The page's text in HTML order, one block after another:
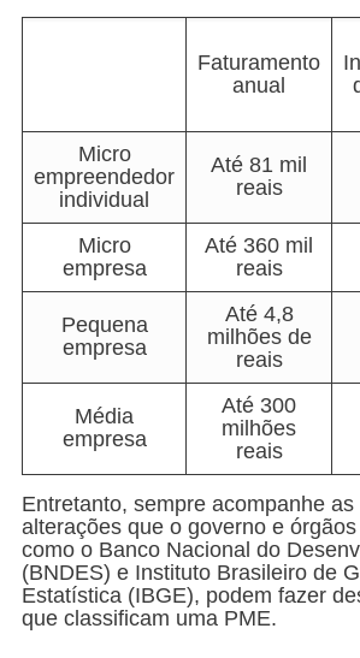
Faturamento
anual
Micro
empreendedor
individual
Até 81 mil
reais
Micro
empresa
Até 360 mil
reais
Pequena
empresa
Até 4,8
milhões de
reais
Média
empresa
Até 300
milhões
reais
Entretanto, sempre acompanhe
alterações que o governo e
como o Banco Nacional do
(BNDES) e Instituto Brasileiro de
Estatística (IBGE), podem fazer
que classificam uma PME.